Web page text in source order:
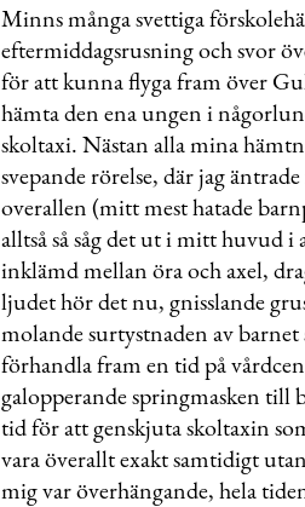
Minns många svettiga
eftermiddagsrusning och svor
för att kunna flyga fram över
hämta den ena ungen i
skoltaxi. Nästan alla mina
svepande rörelse, där jag
overallen (mitt mest hatade
alltså så såg det ut i mitt huvud
inklämd mellan öra och axel,
ljudet hör det nu, gnisslande
molande surtystnaden av
förhandla fram en tid på
galopperande springmasken till
tid för att genskjuta skoltaxin
vara överallt exakt samtidigt
mig var överhängande, hela